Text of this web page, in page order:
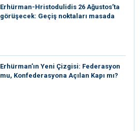
Erhürman-Hristodulidis 26 Ağustos’ta
görüşecek: Geçiş noktaları masada
Erhürman’ın Yeni Çizgisi: Federasyon
mu, Konfederasyona Açılan Kapı mı?